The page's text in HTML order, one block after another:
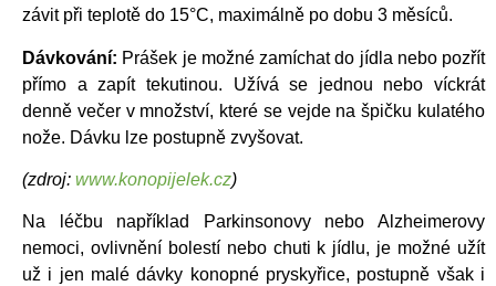
závit při teplotě do 15°C, maximálně po dobu 3 měsíců.
Dávkování: Prášek je možné zamíchat do jídla nebo pozřít
přímo a zapít tekutinou. Užívá se jednou nebo víckrát
denně večer v množství, které se vejde na špičku kulatého
nože. Dávku lze postupně zvyšovat.
(zdroj: www.konopijelek.cz)
Na léčbu například Parkinsonovy nebo Alzheimerovy
nemoci, ovlivnění bolestí nebo chuti k jídlu, je možné užít
už i jen malé dávky konopné pryskyřice, postupně však i